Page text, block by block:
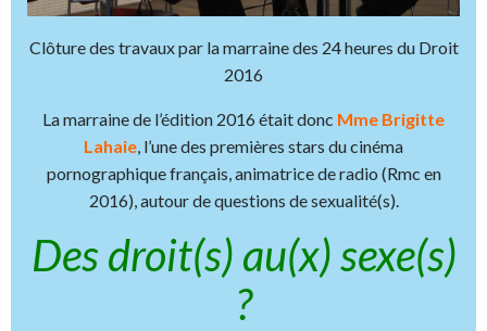
Clôture des travaux par la marraine des 24 heures du Droit
2016
La marraine de l’édition 2016 était donc Mme Brigitte
Lahaie , l’une des premières stars du cinéma
pornographique français, animatrice de radio (Rmc en
2016), autour de questions de sexualité(s).
Des droit(s) au(x) sexe(s)
?